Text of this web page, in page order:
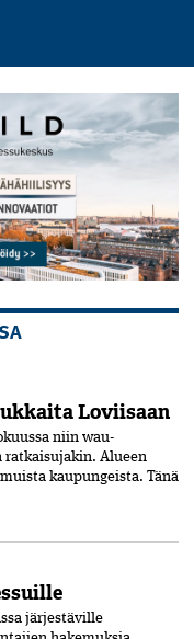
Loviisaan
niin wau-
Alueen
kaupungeista. Tänä
järjestäville